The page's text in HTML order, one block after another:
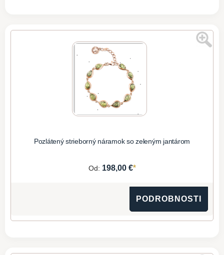
Pozlátený strieborný náramok so zeleným jantárom
Od: 198,00 €*
PODROBNOSTI